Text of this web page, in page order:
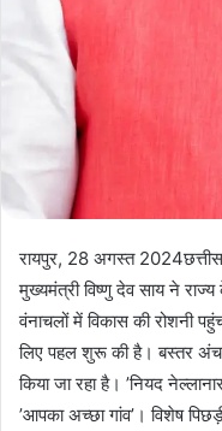
रायपुर, 28 अगस्त
मुख्यमंत्री विष्णु देव साय ने
वंनाचलों में विकास की रोशनी
लिए पहल शुरू की है। बस्तर
किया जा रहा है। ’नियद
’आपका अच्छा गांव’। विशेष